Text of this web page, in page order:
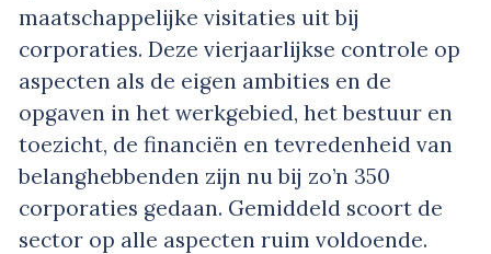
maatschappelijke visitaties uit bij
corporaties. Deze vierjaarlijkse controle op
aspecten als de eigen ambities en de
opgaven in het werkgebied, het bestuur en
toezicht, de financiën en tevredenheid van
belanghebbenden zijn nu bij zo’n 350
corporaties gedaan. Gemiddeld scoort de
sector op alle aspecten ruim voldoende.